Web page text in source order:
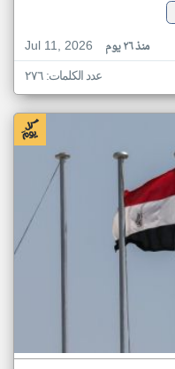
Jul 11, 2026
منذ ٢٦ يوم
عدد الكلمات: ٢٧٦